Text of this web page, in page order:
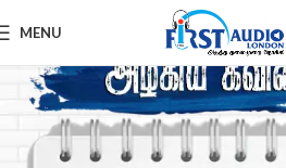
MENU